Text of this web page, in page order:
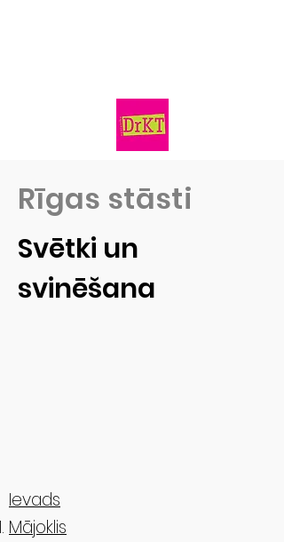
Rīgas stāsti
Svētki un
svinēšana
Ievads
Mājoklis